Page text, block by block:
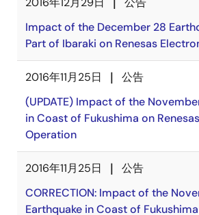
Impact of the December 28
Part of Ibaraki on Renesas
2016年11月25日
公告
(UPDATE) Impact of the
in Coast of Fukushima on
Operation
2016年11月25日
公告
CORRECTION: Impact of the
Earthquake in Coast of